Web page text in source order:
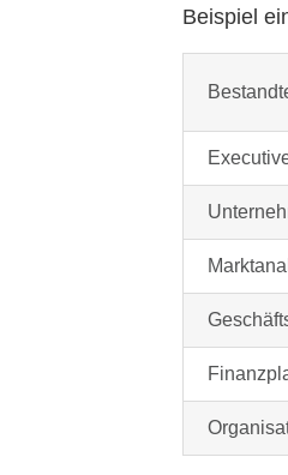
Beispiel